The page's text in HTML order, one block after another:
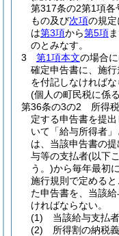
第317条の2第1項各
もの及び次項の規定
は第3項から第5項
のとみなす。
3
第1項本文の場合
確定申告書に、施
を付記しなければな
(個人の町民税に係
第36条の3の2
所得
定する申告書を提
いて「給与所得者
は、当該申告書の
与等の支払者(以下
う。)から毎年最初
施行規則で定める
た申告書を、当該
ければならない。
(1)
当該給与支払
(2)
所得割の納税